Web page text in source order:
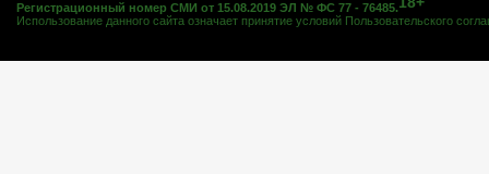
Регистрационный номер СМИ от 15.08.2019 ЭЛ № ФС 77 - 76485.
Использование данного сайта означает принятие условий Пользовательского